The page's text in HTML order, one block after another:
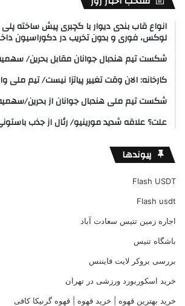
انواع قاب بندی دیوار با گچبری پیش ساخته
لوکس، فوری و بدون تخریب در دکوراسیون
شکست تیم هندبال جوانان مقابل بحرین/
کارخانه: الان وقت تغییر پیاتزا نیست/ تیم ملی
شکست تیم ملی هندبال جوانان از بحرین/
علت؟ علاقه شدید مورینیو/ رئال از جذب
پیوندها
Flash USDT
Flash usdt
اجاره زمین تنیس سعادت آباد
باشگاه تنیس
بررسی بروکر لایت فایننس
خرید اسکوربورد ورزشی در تهران
خرید بهترین قهوه | خرید قهوه | قهوه گرنیکا کافی